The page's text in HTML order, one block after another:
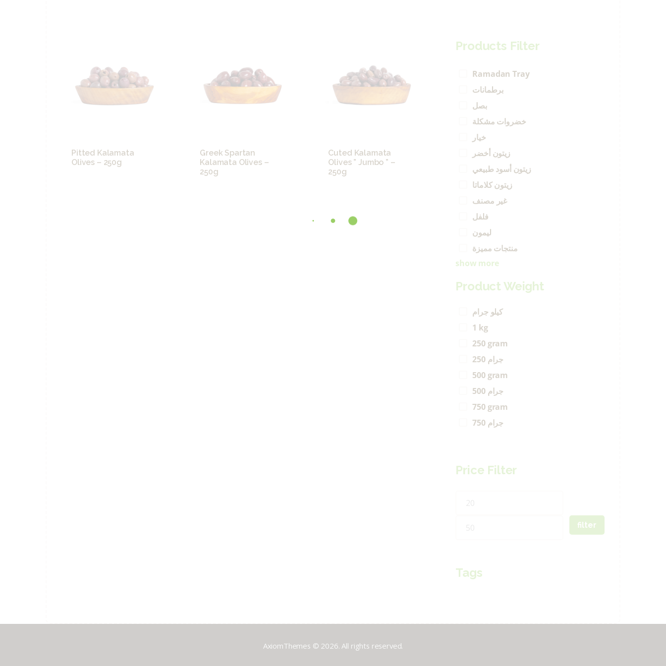
Pitted Kalamata
Olives – 250g
Greek Spartan
Kalamata Olives –
250g
Cuted Kalamata
Olives ” Jumbo ” –
250g
Products Filter
Ramadan Tray
برطمانات
بصل
خضروات مشكلة
خيار
زيتون أخضر
زيتون أسود طبيعي
زيتون كلاماتا
غير مصنف
فلفل
ليمون
منتجات مميزة
show more
Product Weight
كيلو جرام
1 kg
250 gram
250 جرام
500 gram
500 جرام
750 gram
750 جرام
Price Filter
pricefilter
Tags
AxiomThemes © 2026. All rights reserved.